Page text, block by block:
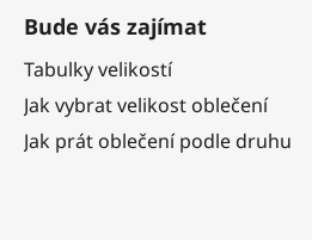
Bude vás zajímat
Tabulky velikostí
Jak vybrat velikost oblečení
Jak prát oblečení podle druhu